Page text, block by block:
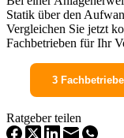
Statik über den
Vergleichen Sie jetzt
Fachbetrieben für Ihr
3
Ratgeber teilen